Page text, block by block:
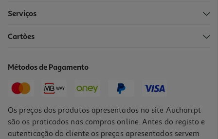
Price reduced from
1,99 €to
Promoção
Serviços
Cartões
Métodos de Pagamento
Os preços dos produtos apresentados no site Auchan.pt
são os praticados nas compras online. Antes do registo e
autenticação do cliente os preços apresentados servem